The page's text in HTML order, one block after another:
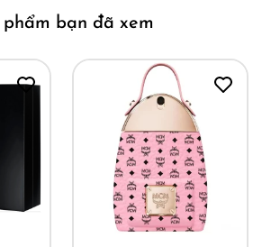
phẩm bạn đã xem